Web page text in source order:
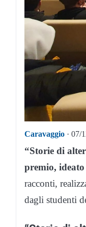
Caravaggio · 07/
“Storie di
premio,
racconti,
dagli studenti